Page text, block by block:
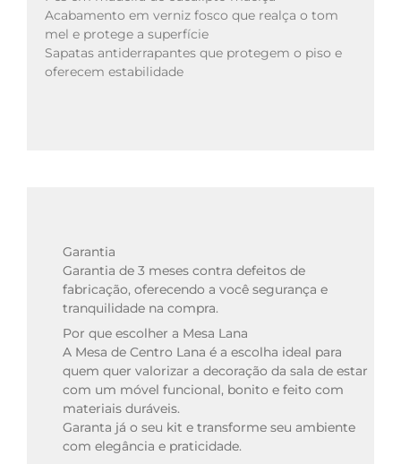
Acabamento em verniz fosco que realça o tom
mel e protege a superfície
Sapatas antiderrapantes que protegem o piso e
oferecem estabilidade
Garantia
Garantia de 3 meses contra defeitos de
fabricação, oferecendo a você segurança e
tranquilidade na compra.
Por que escolher a Mesa Lana
A Mesa de Centro Lana é a escolha ideal para
quem quer valorizar a decoração da sala de estar
com um móvel funcional, bonito e feito com
materiais duráveis.
Garanta já o seu kit e transforme seu ambiente
com elegância e praticidade.